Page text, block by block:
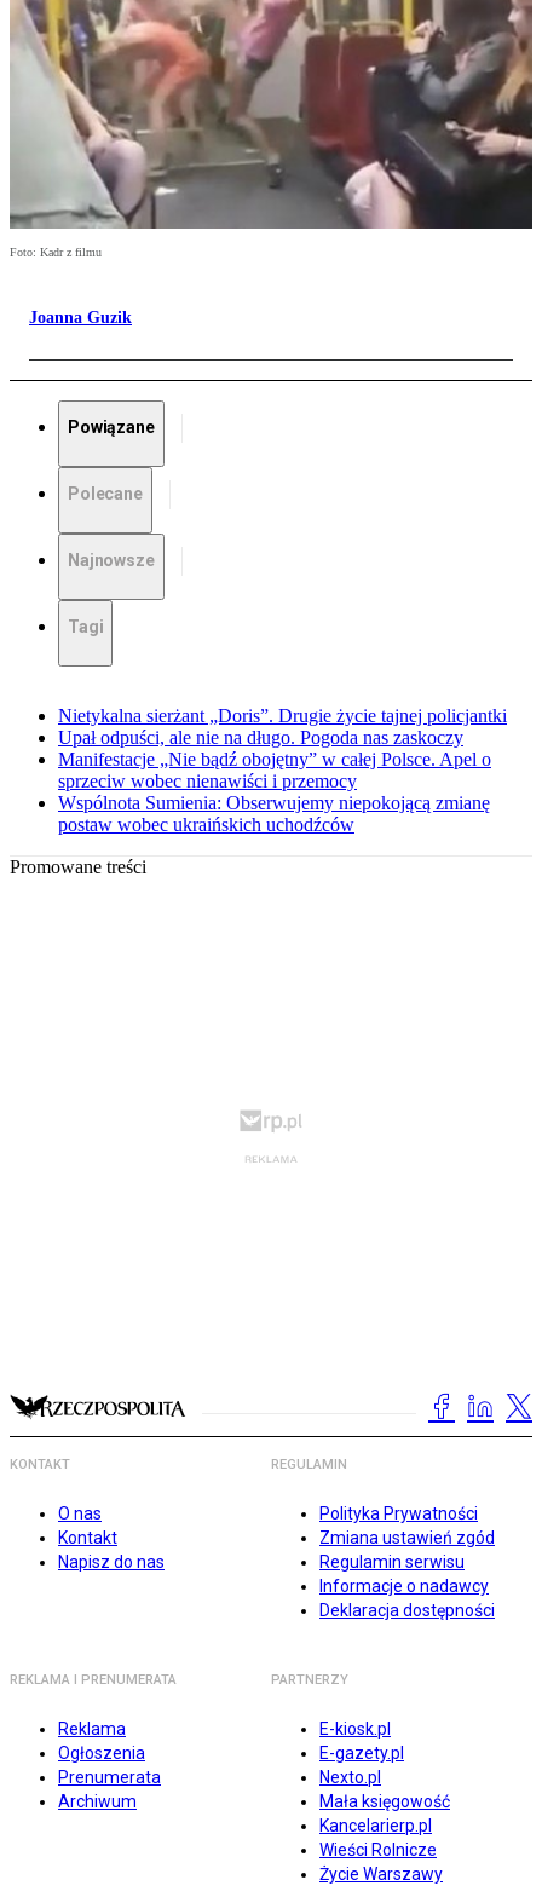
Foto: Kadr z filmu
Joanna Guzik
Powiązane
Polecane
Najnowsze
Tagi
Nietykalna sierżant „Doris”. Drugie życie tajnej policjantki
Upał odpuści, ale nie na długo. Pogoda nas zaskoczy
Manifestacje „Nie bądź obojętny” w całej Polsce. Apel o
sprzeciw wobec nienawiści i przemocy
Wspólnota Sumienia: Obserwujemy niepokojącą zmianę
postaw wobec ukraińskich uchodźców
Promowane treści
KONTAKT
O nas
Kontakt
Napisz do nas
REGULAMIN
Polityka Prywatności
Zmiana ustawień zgód
Regulamin serwisu
Informacje o nadawcy
Deklaracja dostępności
REKLAMA I PRENUMERATA
Reklama
Ogłoszenia
Prenumerata
Archiwum
PARTNERZY
E-kiosk.pl
E-gazety.pl
Nexto.pl
Mała księgowość
Kancelarierp.pl
Wieści Rolnicze
Życie Warszawy